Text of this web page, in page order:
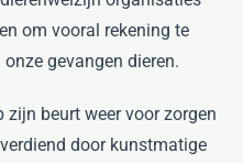
om vooral rekening te
gevangen dieren.
zijn beurt weer voor zorgen
door kunstmatige